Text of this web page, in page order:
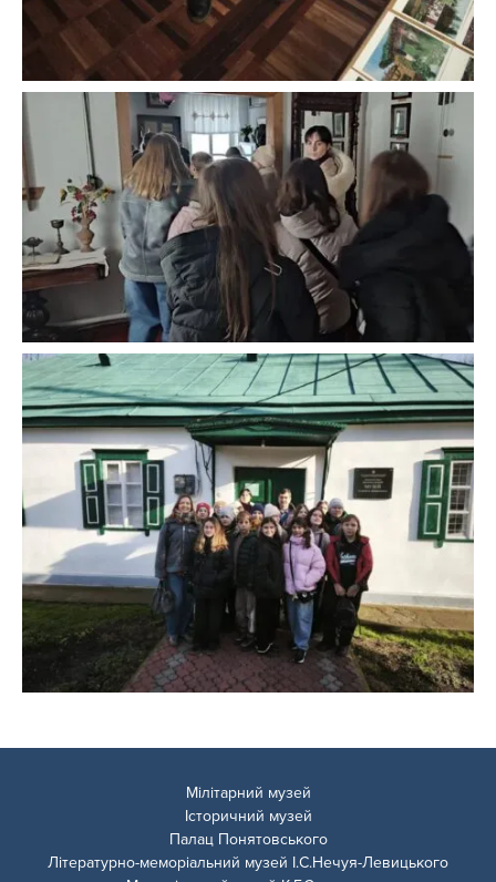
Мілітарний музей
Історичний музей
Палац Понятовського
Літературно-меморіальний музей І.С.Нечуя-Левицького